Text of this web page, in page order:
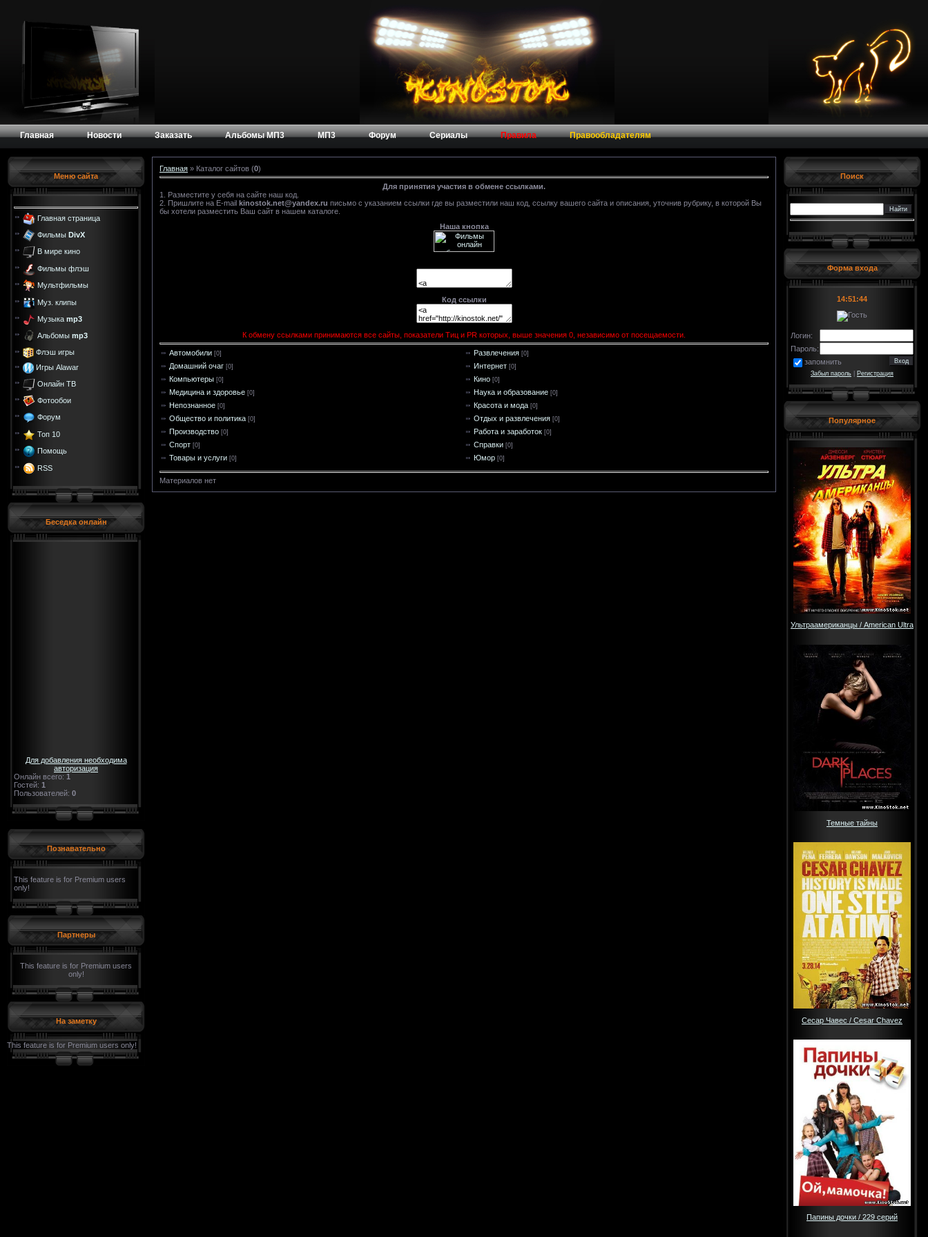
Главная Новости Заказать Альбомы МП3 МП3 Форум Сериалы Правила Правообладателям
Меню сайта
Главная страница
Фильмы DivX
В мире кино
Фильмы флэш
Мультфильмы
Муз. клипы
Музыка mp3
Альбомы mp3
Флэш игры
Игры Alawar
Онлайн ТВ
Фотообои
Форум
Топ 10
Помощь
RSS
Беседка онлайн
Для добавления необходима
авторизация
Онлайн всего: 1
Гостей: 1
Пользователей: 0
Познавательно
This feature is for Premium users
only!
Партнеры
This feature is for Premium users
only!
На заметку
This feature is for Premium users only!
Главная » Каталог сайтов (0)
Для принятия участия в обмене ссылками.
1. Разместите у себя на сайте наш код.
2. Пришлите на E-mail kinostok.net@yandex.ru письмо с указанием ссылки где вы разместили наш код, ссылку вашего сайта и описания, уточнив рубрику, в которой Вы
бы хотели разместить Ваш сайт в нашем каталоге.
Наша кнопка
Код ссылки
К обмену ссылками принимаются все сайты, показатели Тиц и PR которых, выше значения 0, независимо от посещаемости.
Автомобили [0] Развлечения [0]
Домашний очаг [0] Интернет [0]
Компьютеры [0] Кино [0]
Медицина и здоровье [0] Наука и образование [0]
Непознанное [0] Красота и мода [0]
Общество и политика [0] Отдых и развлечения [0]
Производство [0] Работа и заработок [0]
Спорт [0] Справки [0]
Товары и услуги [0] Юмор [0]
Материалов нет
Поиск
Форма входа
14:51:45
Логин:
Пароль:
запомнить
Забыл пароль Регистрация
Популярное
Ультраамериканцы / American Ultra
Темные тайны
Сесар Чавес / Cesar Chavez
Папины дочки / 229 серий